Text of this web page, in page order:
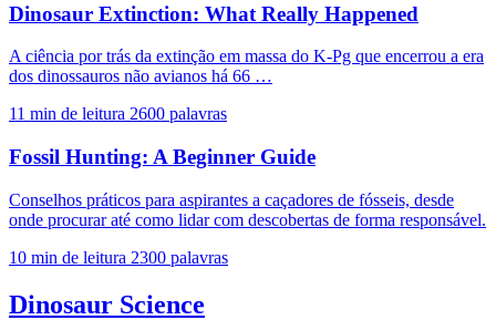
Dinosaur Extinction: What Really Happened
A ciência por trás da extinção em massa do K-Pg que encerrou a era
dos dinossauros não avianos há 66 …
11 min de leitura 2600 palavras
Fossil Hunting: A Beginner Guide
Conselhos práticos para aspirantes a caçadores de fósseis, desde
onde procurar até como lidar com descobertas de forma responsável.
10 min de leitura 2300 palavras
Dinosaur Science